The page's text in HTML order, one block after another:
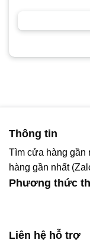
Thông tin
Tìm cửa hàng gần
hàng gần nhất
Phương thức
Liên hệ hỗ trợ